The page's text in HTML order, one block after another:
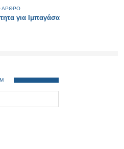
ΑΡΘΡΟ
για Ιμπαγάσα